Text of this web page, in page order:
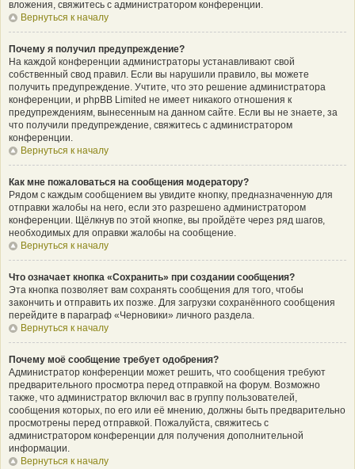
вложения, свяжитесь с администратором конференции.
Вернуться к началу
Почему я получил предупреждение?
На каждой конференции администраторы устанавливают свой
собственный свод правил. Если вы нарушили правило, вы можете
получить предупреждение. Учтите, что это решение администратора
конференции, и phpBB Limited не имеет никакого отношения к
предупреждениям, вынесенным на данном сайте. Если вы не знаете, за
что получили предупреждение, свяжитесь с администратором
конференции.
Вернуться к началу
Как мне пожаловаться на сообщения модератору?
Рядом с каждым сообщением вы увидите кнопку, предназначенную для
отправки жалобы на него, если это разрешено администратором
конференции. Щёлкнув по этой кнопке, вы пройдёте через ряд шагов,
необходимых для оправки жалобы на сообщение.
Вернуться к началу
Что означает кнопка «Сохранить» при создании сообщения?
Эта кнопка позволяет вам сохранять сообщения для того, чтобы
закончить и отправить их позже. Для загрузки сохранённого сообщения
перейдите в параграф «Черновики» личного раздела.
Вернуться к началу
Почему моё сообщение требует одобрения?
Администратор конференции может решить, что сообщения требуют
предварительного просмотра перед отправкой на форум. Возможно
также, что администратор включил вас в группу пользователей,
сообщения которых, по его или её мнению, должны быть предварительно
просмотрены перед отправкой. Пожалуйста, свяжитесь с
администратором конференции для получения дополнительной
информации.
Вернуться к началу